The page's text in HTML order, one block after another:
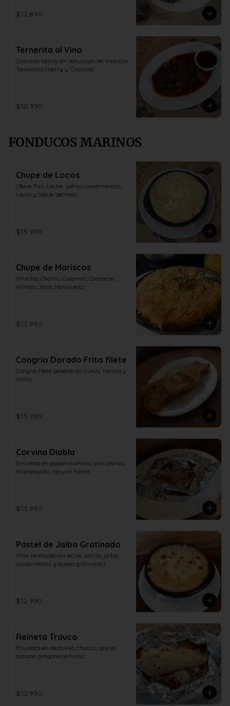
$12.890
Ternerita al Vino
(Vacuno tierno, en reducción de Vino con
Tomatitos cherry y Cilantro)
$10.990
FONDUCOS MARINOS
Chupe de Locos
(Base Pan, Leche, sofrito, condimentos,
Locos y toque secreto)
$15.990
Chupe de Mariscos
(Macha, Chorito, Calamar, Camaron,
Almeja, Jibia, Navajuela)
$12.990
Congrio Dorado Frito filete
Congrio filete pasado en huevo, harina y
aliños
$15.990
Corvina Diabla
Envuelta en papel aluminio, vino blanco,
mantequilla, ajo y al horno
$13.990
Pastel de Jaiba Gratinado
(Pan remojado en leche, sofrito, jaiba,
condimentos y queso gratinado)
$12.990
Reineta Trauco
Envuelta en aluminio, chorizo, queso,
tomate, orégano al horno
$12.990